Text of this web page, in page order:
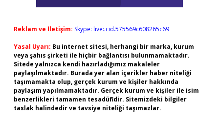
Reklam ve İletişim: Skype: live:.cid.575569c608265c69
Yasal Uyarı: Bu internet sitesi, herhangi bir marka, kurum
veya şahıs şirketi ile hiçbir bağlantısı bulunmamaktadır.
Sitede yalnızca kendi hazırladığımız makaleler
paylaşılmaktadır. Burada yer alan içerikler haber niteliği
taşımamakta olup, gerçek kurum ve kişiler hakkında
paylaşım yapılmamaktadır. Gerçek kurum ve kişiler ile isim
benzerlikleri tamamen tesadüfidir. Sitemizdeki bilgiler
taslak halindedir ve tavsiye niteliği taşımazlar.